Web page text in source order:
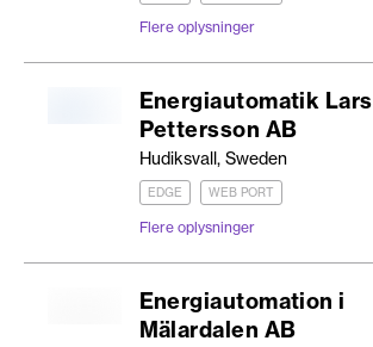
Flere oplysninger
Energiautomatik Lars
Pettersson AB
Hudiksvall, Sweden
EDGE WEB PORT
Flere oplysninger
Energiautomation i
Mälardalen AB